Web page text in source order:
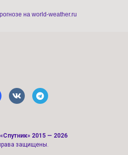
на world-weather.ru
2015 — 2026
защищены.